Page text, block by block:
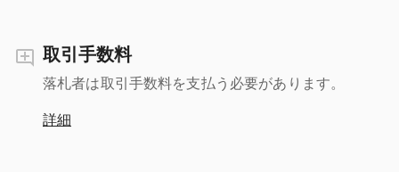
取引手数料
落札者は取引手数料を支払う必要があります。
詳細